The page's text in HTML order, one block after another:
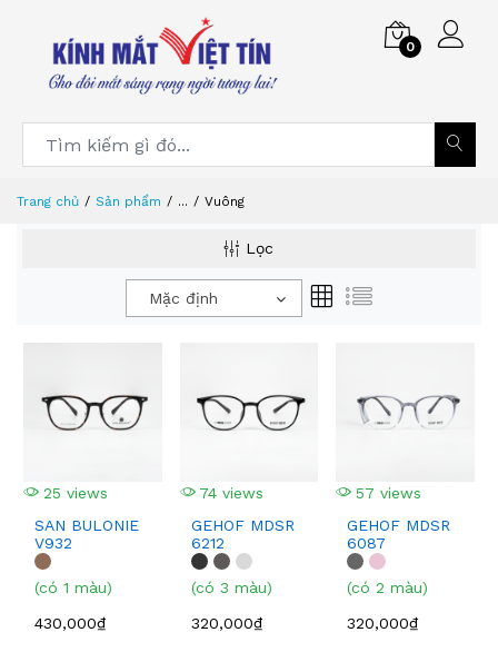
0
Trang chủ Sản phẩm ... Vuông
Lọc
Mặc định
25 views
SAN BULONIE
V932
(có 1 màu)
430,000₫
74 views
GEHOF MDSR
6212
(có 3 màu)
320,000₫
57 views
GEHOF MDSR
6087
(có 2 màu)
320,000₫